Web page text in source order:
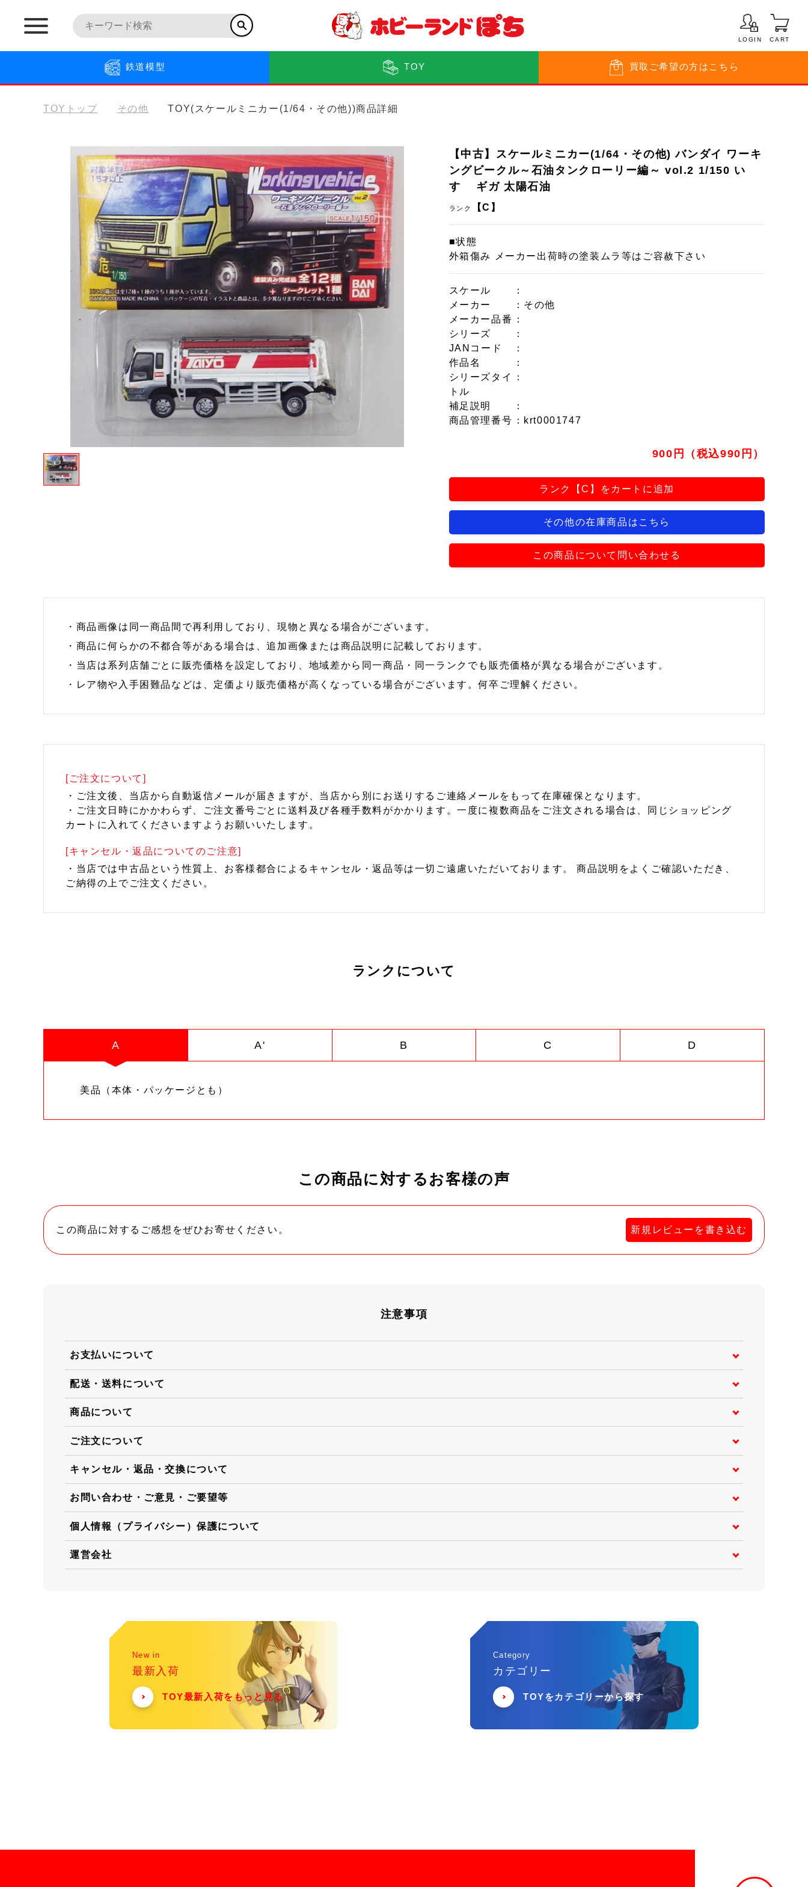
LOGIN CART
鉄道模型 TOY 買取 ご希望の方はこちら
TOYトップ その他 TOY(スケールミニカー(1/64・その他))商品詳細
【中古】スケールミニカー(1/64・その他) バンダイ ワーキ
ングビークル～石油タンクローリー編～ vol.2 1/150 い
すゞ ギガ 太陽石油
ランク 【C】
■状態
外箱傷み メーカー出荷時の塗装ムラ等はご容赦下さい
スケール
：
メーカー
：その他
メーカー品番
：
シリーズ
：
JANコード
：
作品名
：
シリーズタイ
トル
：
補足説明
：
商品管理番号 ：krt0001747
900円（税込990円）
ランク【C】をカートに追加
その他の在庫商品はこちら
この商品について問い合わせる
・商品画像は同一商品間で再利用しており、現物と異なる場合がございます。
・商品に何らかの不都合等がある場合は、追加画像または商品説明に記載しております。
・当店は系列店舗ごとに販売価格を設定しており、地域差から同一商品・同一ランクでも販売価格が異なる場合がございます。
・レア物や入手困難品などは、定価より販売価格が高くなっている場合がございます。何卒ご理解ください。
[ご注文について]
・ご注文後、当店から自動返信メールが届きますが、当店から別にお送りするご連絡メールをもって在庫確保となります。
・ご注文日時にかかわらず、ご注文番号ごとに送料及び各種手数料がかかります。一度に複数商品をご注文される場合は、同じショッピング
カートに入れてくださいますようお願いいたします。
[キャンセル・返品についてのご注意]
・当店では中古品という性質上、お客様都合によるキャンセル・返品等は一切ご遠慮いただいております。 商品説明をよくご確認いただき、
ご納得の上でご注文ください。
ランクについて
A A' B C D
美品（本体・パッケージとも）
この商品に対するお客様の声
この商品に対するご感想をぜひお寄せください。 新規レビューを書き込む
注意事項
お支払いについて
配送・送料について
商品について
ご注文について
キャンセル・返品・交換について
お問い合わせ・ご意見・ご要望等
個人情報（プライバシー）保護について
運営会社
New in
最新入荷
TOY最新入荷をもっと見る
Category
カテゴリー
TOYをカテゴリーから探す